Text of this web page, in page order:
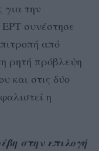
για την
ΕΡΤ συνέστησε
από
ρητή πρόβλεψη
και στις δύο
η
στην επιλογή